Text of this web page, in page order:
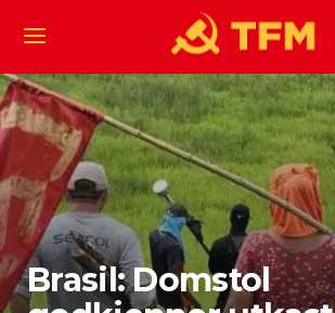
Brasil: Domstol